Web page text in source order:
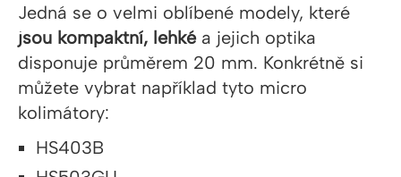
Jedná se o velmi oblíbené modely, které
jsou kompaktní, lehkéa jejich optika
disponuje průměrem 20 mm. Konkrétně si
můžete vybrat například tyto micro
kolimátory:
HS403B